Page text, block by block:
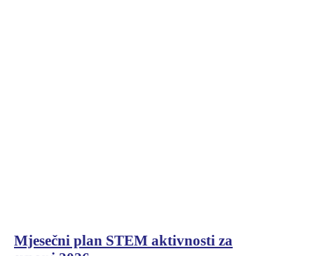
Mjesečni plan STEM aktivnosti za